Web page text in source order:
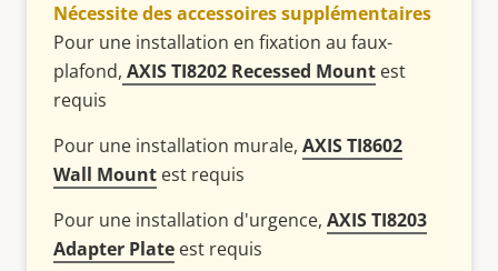
Nécessite des accessoires supplémentaires
Pour une installation en fixation au faux-
plafond, AXIS TI8202 Recessed Mount est
requis
Pour une installation murale, AXIS TI8602
Wall Mount est requis
Pour une installation d'urgence, AXIS TI8203
Adapter Plate est requis